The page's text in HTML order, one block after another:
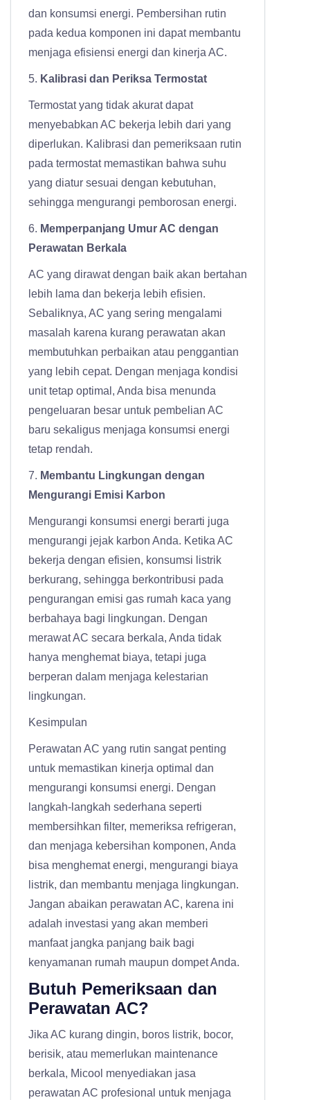
dan konsumsi energi. Pembersihan rutin
pada kedua komponen ini dapat membantu
menjaga efisiensi energi dan kinerja AC.
5. Kalibrasi dan Periksa Termostat
Termostat yang tidak akurat dapat
menyebabkan AC bekerja lebih dari yang
diperlukan. Kalibrasi dan pemeriksaan rutin
pada termostat memastikan bahwa suhu
yang diatur sesuai dengan kebutuhan,
sehingga mengurangi pemborosan energi.
6. Memperpanjang Umur AC dengan
Perawatan Berkala
AC yang dirawat dengan baik akan bertahan
lebih lama dan bekerja lebih efisien.
Sebaliknya, AC yang sering mengalami
masalah karena kurang perawatan akan
membutuhkan perbaikan atau penggantian
yang lebih cepat. Dengan menjaga kondisi
unit tetap optimal, Anda bisa menunda
pengeluaran besar untuk pembelian AC
baru sekaligus menjaga konsumsi energi
tetap rendah.
7. Membantu Lingkungan dengan
Mengurangi Emisi Karbon
Mengurangi konsumsi energi berarti juga
mengurangi jejak karbon Anda. Ketika AC
bekerja dengan efisien, konsumsi listrik
berkurang, sehingga berkontribusi pada
pengurangan emisi gas rumah kaca yang
berbahaya bagi lingkungan. Dengan
merawat AC secara berkala, Anda tidak
hanya menghemat biaya, tetapi juga
berperan dalam menjaga kelestarian
lingkungan.
Kesimpulan
Perawatan AC yang rutin sangat penting
untuk memastikan kinerja optimal dan
mengurangi konsumsi energi. Dengan
langkah-langkah sederhana seperti
membersihkan filter, memeriksa refrigeran,
dan menjaga kebersihan komponen, Anda
bisa menghemat energi, mengurangi biaya
listrik, dan membantu menjaga lingkungan.
Jangan abaikan perawatan AC, karena ini
adalah investasi yang akan memberi
manfaat jangka panjang baik bagi
kenyamanan rumah maupun dompet Anda.
Butuh Pemeriksaan dan
Perawatan AC?
Jika AC kurang dingin, boros listrik, bocor,
berisik, atau memerlukan maintenance
berkala, Micool menyediakan jasa
perawatan AC profesional untuk menjaga